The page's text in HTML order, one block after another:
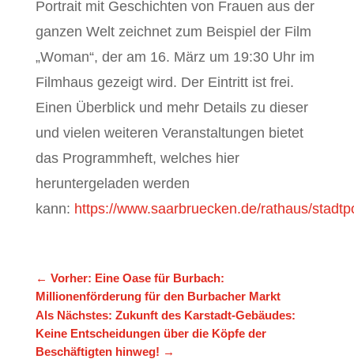
Portrait mit Geschichten von Frauen aus der
ganzen Welt zeichnet zum Beispiel der Film
„Woman“, der am 16. März um 19:30 Uhr im
Filmhaus gezeigt wird. Der Eintritt ist frei.
Einen Überblick und mehr Details zu dieser
und vielen weiteren Veranstaltungen bietet
das Programmheft, welches hier
heruntergeladen werden
kann: https://www.saarbruecken.de/rathaus/
← Vorher: Eine Oase für Burbach:
Millionenförderung für den Burbacher Markt
Als Nächstes: Zukunft des Karstadt-Gebäudes:
Keine Entscheidungen über die Köpfe der
Beschäftigten hinweg! →